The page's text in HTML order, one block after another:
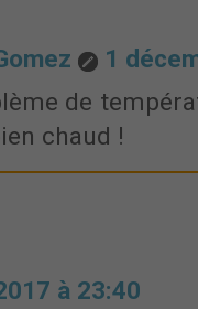
1
de
chaud !
à 23:40